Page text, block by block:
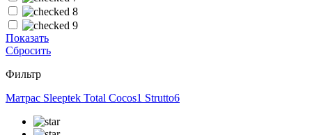
8
9
Показать
Сбросить
Фильтр
Матрас Sleeptek Total Cocos1 Strutto6